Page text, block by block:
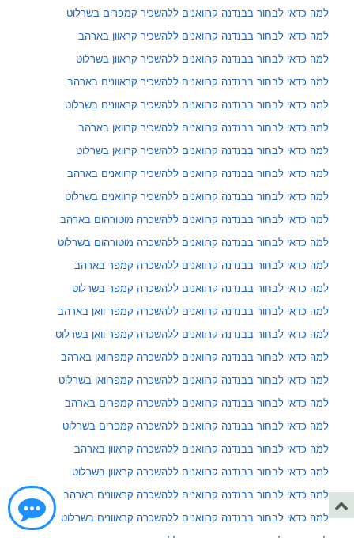
למה כדאי לבחור בבנדנה קרוואנים ללהשכיר קמפרים בשרלוט
למה כדאי לבחור בבנדנה קרוואנים ללהשכיר קראוון בארהב
למה כדאי לבחור בבנדנה קרוואנים ללהשכיר קראוון בשרלוט
למה כדאי לבחור בבנדנה קרוואנים ללהשכיר קראוונים בארהב
למה כדאי לבחור בבנדנה קרוואנים ללהשכיר קראוונים בשרלוט
למה כדאי לבחור בבנדנה קרוואנים ללהשכיר קרוואן בארהב
למה כדאי לבחור בבנדנה קרוואנים ללהשכיר קרוואן בשרלוט
למה כדאי לבחור בבנדנה קרוואנים ללהשכיר קרוואנים בארהב
למה כדאי לבחור בבנדנה קרוואנים ללהשכיר קרוואנים בשרלוט
למה כדאי לבחור בבנדנה קרוואנים ללהשכרה מוטורהום בארהב
למה כדאי לבחור בבנדנה קרוואנים ללהשכרה מוטורהום בשרלוט
למה כדאי לבחור בבנדנה קרוואנים ללהשכרה קמפר בארהב
למה כדאי לבחור בבנדנה קרוואנים ללהשכרה קמפר בשרלוט
למה כדאי לבחור בבנדנה קרוואנים ללהשכרה קמפר וואן בארהב
למה כדאי לבחור בבנדנה קרוואנים ללהשכרה קמפר וואן בשרלוט
למה כדאי לבחור בבנדנה קרוואנים ללהשכרה קמפרוואן בארהב
למה כדאי לבחור בבנדנה קרוואנים ללהשכרה קמפרוואן בשרלוט
למה כדאי לבחור בבנדנה קרוואנים ללהשכרה קמפרים בארהב
למה כדאי לבחור בבנדנה קרוואנים ללהשכרה קמפרים בשרלוט
למה כדאי לבחור בבנדנה קרוואנים ללהשכרה קראוון בארהב
למה כדאי לבחור בבנדנה קרוואנים ללהשכרה קראוון בשרלוט
למה כדאי לבחור בבנדנה קרוואנים ללהשכרה קראוונים בארהב
למה כדאי לבחור בבנדנה קרוואנים ללהשכרה קראוונים בשרלוט